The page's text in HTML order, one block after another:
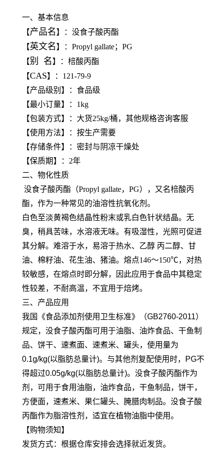
一、基本信息
【产品名】：没食子酸丙酯
【英文名】：Propyl gallate；PG
【别 名】：棓酸丙酯
【CAS】：121-79-9
【产品级别】：食品级
【最小订量】：1kg
【包装方式】：大货25kg/桶，其他规格咨询客服
【使用方法】：按生产需要
【存储条件】：密封与阴凉干燥处
【保质期】：2年
二、物化性质
没食子酸丙酯（Propyl gallate，PG），又名棓酸丙
酯，作为一种常见的油溶性抗氧化剂。
白色至淡黄褐色结晶性粉末或乳白色针状结晶。无
臭，稍具苦味，水溶液无味。有吸湿性，光照可促进
其分解。难溶于水，易溶于热水、乙醇 丙二醇、甘
油、棉籽油、花生油、猪油。熔点146～150℃，对热
较敏感，在熔点时即分解，因此应用于食品中其稳定
性较差，不耐高温，不宜用于焙烤。
三、产品应用
我国《食品添加剂使用卫生标准》（GB2760-2011）
规定，没食子酸丙酯可用于油脂、油炸食品、干鱼制
品、饼干、速煮面、速煮米、罐头，使用量为
0.1g/kg(以脂肪总量计)。与其他剂复配使用时，PG不
得超过0.05g/kg(以脂肪总量计)。没食子酸丙酯作为
剂，可用于食用油脂，油炸食品，干鱼制品，饼干，
方便面，速煮米、果仁罐头、腌腊肉制品。没食子酸
丙酯作为脂溶性剂，适宜在植物油脂中使用。
【购物须知】
发货方式：根据仓库安排会选择就近发货。